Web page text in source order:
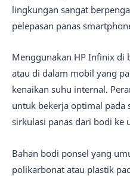
lingkungan sangat
pelepasan panas
Menggunakan HP Infinix di
atau di dalam mobil yang
kenaikan suhu internal.
untuk bekerja optimal pada
sirkulasi panas dari bodi ke
Bahan bodi ponsel yang
polikarbonat atau plastik